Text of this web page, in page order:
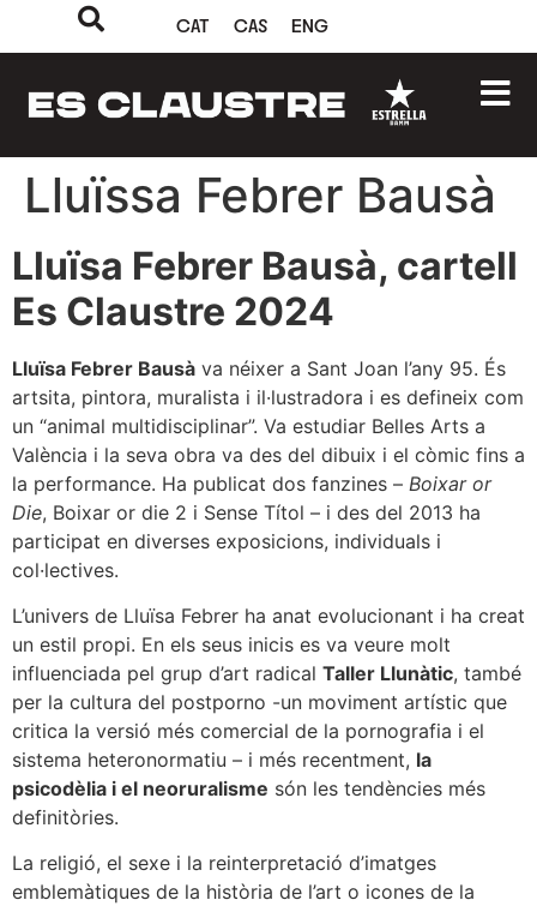
CAT CAS ENG
Lluïssa Febrer Bausà
Lluïsa Febrer Bausà, cartell
Es Claustre 2024
Lluïsa Febrer Bausà va néixer a Sant Joan l’any 95. És
artsita, pintora, muralista i il·lustradora i es defineix com
un “animal multidisciplinar”. Va estudiar Belles Arts a
València i la seva obra va des del dibuix i el còmic fins a
la performance. Ha publicat dos fanzines – Boixar or
Die, Boixar or die 2 i Sense Títol – i des del 2013 ha
participat en diverses exposicions, individuals i
col·lectives.
L’univers de Lluïsa Febrer ha anat evolucionant i ha creat
un estil propi. En els seus inicis es va veure molt
influenciada pel grup d’art radical Taller Llunàtic, també
per la cultura del postporno -un moviment artístic que
critica la versió més comercial de la pornografia i el
sistema heteronormatiu – i més recentment, la
psicodèlia i el neoruralisme són les tendències més
definitòries.
La religió, el sexe i la reinterpretació d’imatges
emblemàtiques de la història de l’art o icones de la